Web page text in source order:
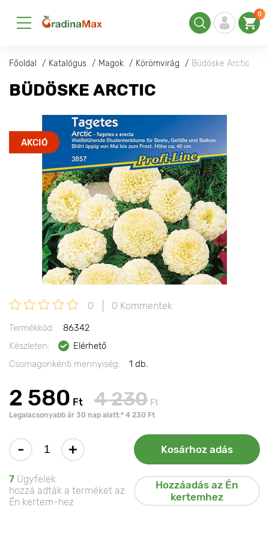
0
Főoldal Katalógus Magok Körömvirág Büdöske Arctic
BÜDÖSKE ARCTIC
AKCIÓ
0 0 Kommentek
Termékkód:
86342
Készleten:
Elérhető
Csomagonkénti mennyiség:
1 db.
2 580 Ft 4 230 Ft
Legalacsonyabb ár 30 nap alatt:* 4 230 Ft
- + Kosárhoz adás
7 Ügyfelek
hozzá adták a terméket az
Én kertem-hez
Hozzáadás az Én
kertemhez